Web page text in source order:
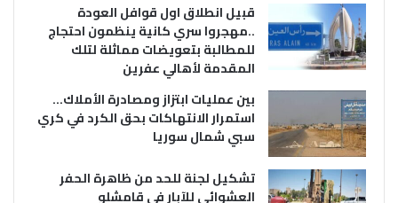
قبيل انطلاق اول قوافل العودة
..مهجروا سري كانية ينظمون احتجاج
للمطالبة بتعويضات مماثلة لتلك
المقدمة لأهالي عفرين
بين عمليات ابتزاز ومصادرة الأملاك…
استمرار الانتهاكات بحق الكرد في كري
سبي شمال سوريا
تشكيل لجنة للحد من ظاهرة الحفر
العشوائي للآبار في قامشلو